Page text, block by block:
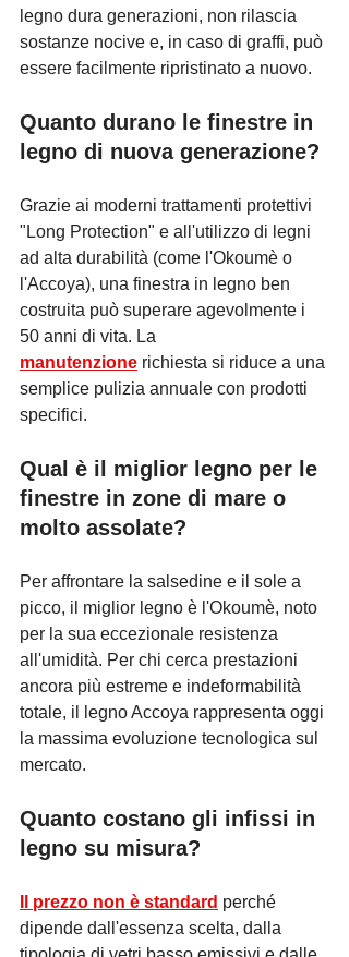
legno dura generazioni, non rilascia
sostanze nocive e, in caso di graffi, può
essere facilmente ripristinato a nuovo.
Quanto durano le finestre in
legno di nuova generazione?
Grazie ai moderni trattamenti protettivi
"Long Protection" e all'utilizzo di legni
ad alta durabilità (come l'Okoumè o
l'Accoya), una finestra in legno ben
costruita può superare agevolmente i
50 anni di vita. La
manutenzione richiesta si riduce a una
semplice pulizia annuale con prodotti
specifici.
Qual è il miglior legno per le
finestre in zone di mare o
molto assolate?
Per affrontare la salsedine e il sole a
picco, il miglior legno è l'Okoumè, noto
per la sua eccezionale resistenza
all'umidità. Per chi cerca prestazioni
ancora più estreme e indeformabilità
totale, il legno Accoya rappresenta oggi
la massima evoluzione tecnologica sul
mercato.
Quanto costano gli infissi in
legno su misura?
Il prezzo non è standard perché
dipende dall'essenza scelta, dalla